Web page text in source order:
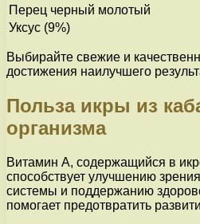
Перец черный молотый
Уксус (9%)
Выбирайте свежие и
достижения наилучшего
Польза икры из
организма
Витамин А, содержащийся в
способствует улучшению
системы и поддержанию
помогает предотвратить